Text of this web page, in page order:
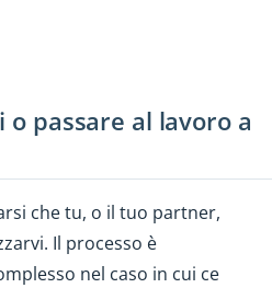
passare al lavoro a
che tu, o il tuo partner,
Il processo è
nel caso in cui ce